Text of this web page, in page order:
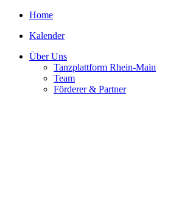
Home
Kalender
Über Uns
Tanzplattform Rhein-Main
Team
Förderer & Partner